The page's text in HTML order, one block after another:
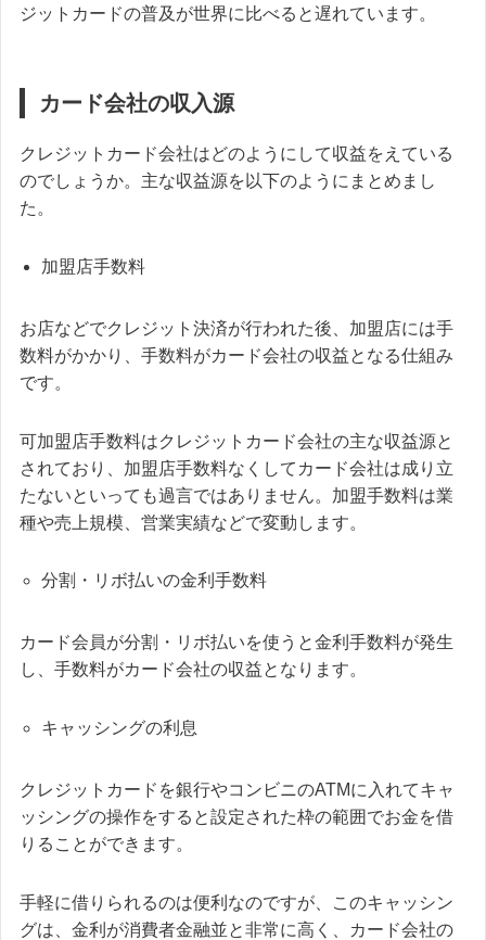
ジットカードの普及が世界に比べると遅れています。
カード会社の収入源
クレジットカード会社はどのようにして収益をえている
のでしょうか。主な収益源を以下のようにまとめまし
た。
加盟店手数料
お店などでクレジット決済が行われた後、加盟店には手
数料がかかり、手数料がカード会社の収益となる仕組み
です。
可加盟店手数料はクレジットカード会社の主な収益源と
されており、加盟店手数料なくしてカード会社は成り立
たないといっても過言ではありません。加盟手数料は業
種や売上規模、営業実績などで変動します。
分割・リボ払いの金利手数料
カード会員が分割・リボ払いを使うと金利手数料が発生
し、手数料がカード会社の収益となります。
キャッシングの利息
クレジットカードを銀行やコンビニのATMに入れてキャ
ッシングの操作をすると設定された枠の範囲でお金を借
りることができます。
手軽に借りられるのは便利なのですが、このキャッシン
グは、金利が消費者金融並と非常に高く、カード会社の